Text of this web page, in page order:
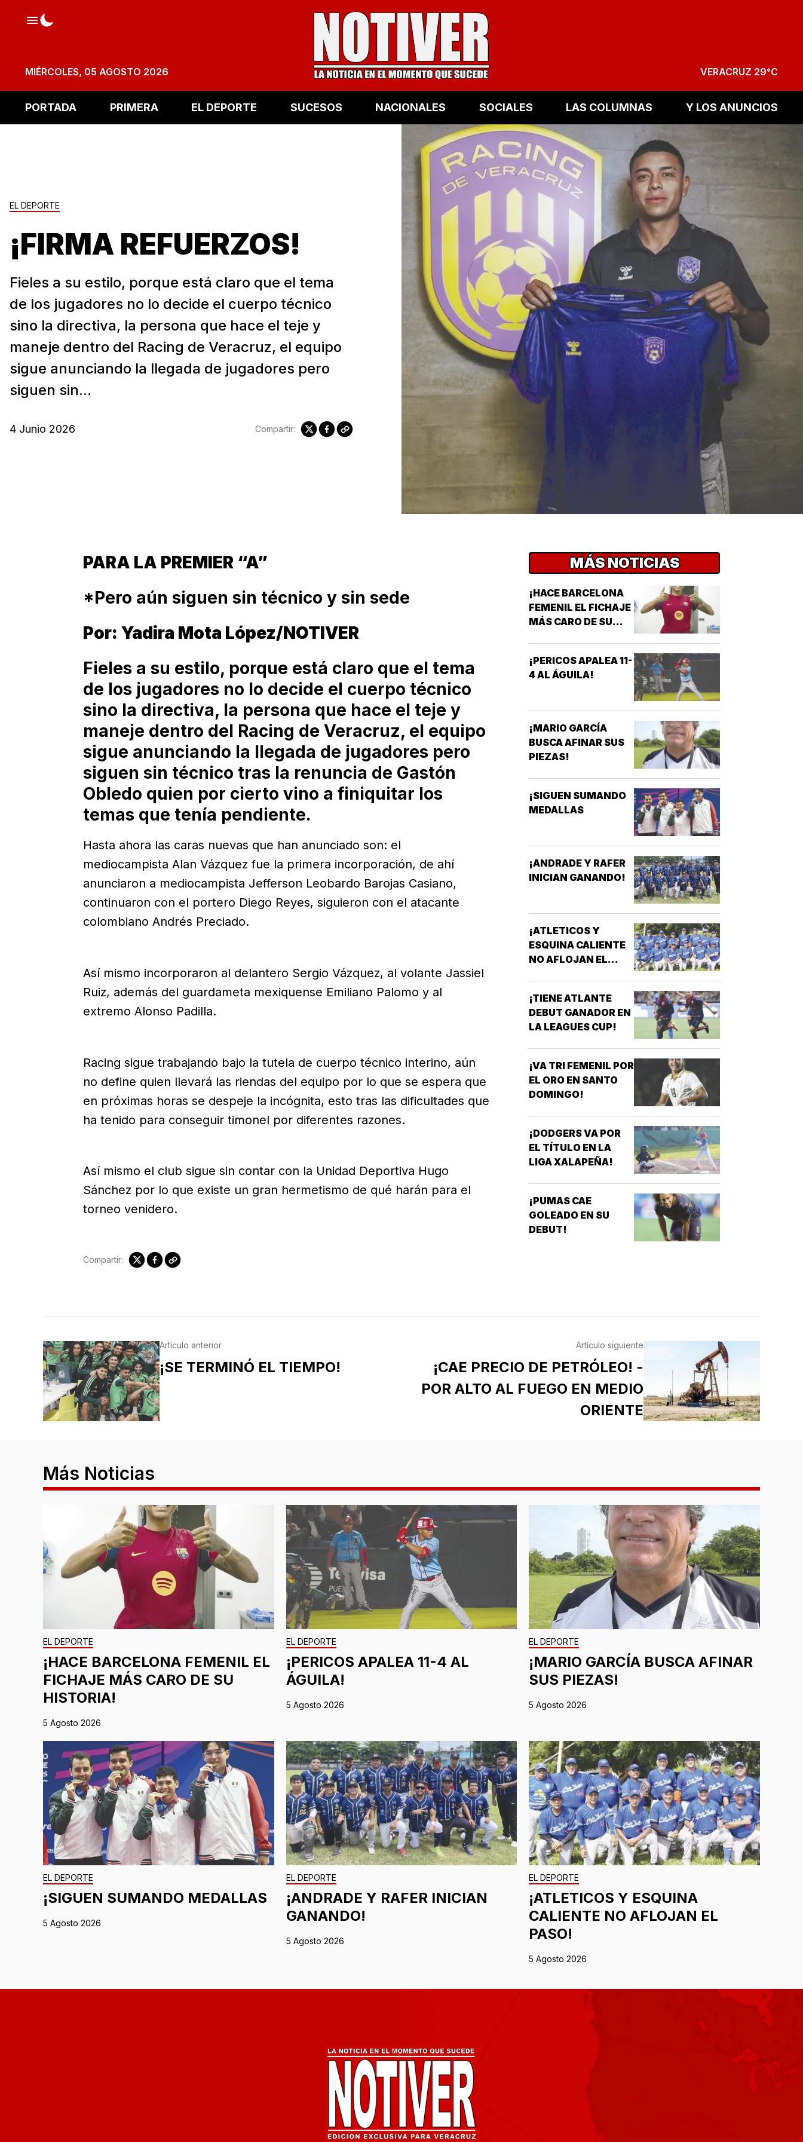
MIÉRCOLES, 05 AGOSTO 2026 VERACRUZ 29°C
PORTADA PRIMERA EL DEPORTE SUCESOS NACIONALES SOCIALES LAS COLUMNAS Y LOS ANUNCIOS
EL DEPORTE
¡FIRMA REFUERZOS!
Fieles a su estilo, porque está claro que el tema
de los jugadores no lo decide el cuerpo técnico
sino la directiva, la persona que hace el teje y
maneje dentro del Racing de Veracruz, el equipo
sigue anunciando la llegada de jugadores pero
siguen sin...
4 Junio 2026 Compartir:
PARA LA PREMIER “A”
*Pero aún siguen sin técnico y sin sede
Por: Yadira Mota López/NOTIVER
Fieles a su estilo, porque está claro que el tema
de los jugadores no lo decide el cuerpo técnico
sino la directiva, la persona que hace el teje y
maneje dentro del Racing de Veracruz, el equipo
sigue anunciando la llegada de jugadores pero
siguen sin técnico tras la renuncia de Gastón
Obledo quien por cierto vino a finiquitar los
temas que tenía pendiente.
Hasta ahora las caras nuevas que han anunciado son: el
mediocampista Alan Vázquez fue la primera incorporación, de ahí
anunciaron a mediocampista Jefferson Leobardo Barojas Casiano,
continuaron con el portero Diego Reyes, siguieron con el atacante
colombiano Andrés Preciado.
Así mismo incorporaron al delantero Sergio Vázquez, al volante Jassiel
Ruiz, además del guardameta mexiquense Emiliano Palomo y al
extremo Alonso Padilla.
Racing sigue trabajando bajo la tutela de cuerpo técnico interino, aún
no define quien llevará las riendas del equipo por lo que se espera que
en próximas horas se despeje la incógnita, esto tras las dificultades que
ha tenido para conseguir timonel por diferentes razones.
Así mismo el club sigue sin contar con la Unidad Deportiva Hugo
Sánchez por lo que existe un gran hermetismo de qué harán para el
torneo venidero.
Compartir:
MÁS NOTICIAS
¡HACE BARCELONA
FEMENIL EL FICHAJE
MÁS CARO DE SU
¡PERICOS APALEA 11-
4 AL ÁGUILA!
¡MARIO GARCÍA
BUSCA AFINAR SUS
PIEZAS!
¡SIGUEN SUMANDO
MEDALLAS
¡ANDRADE Y RAFER
INICIAN GANANDO!
¡ATLETICOS Y
ESQUINA CALIENTE
NO AFLOJAN EL
¡TIENE ATLANTE
DEBUT GANADOR EN
LA LEAGUES CUP!
¡VA TRI FEMENIL POR
EL ORO EN SANTO
DOMINGO!
¡DODGERS VA POR
EL TÍTULO EN LA
LIGA XALAPEÑA!
¡PUMAS CAE
GOLEADO EN SU
DEBUT!
Artículo anterior
¡SE TERMINÓ EL TIEMPO!
Artículo siguiente
¡CAE PRECIO DE PETRÓLEO! -
POR ALTO AL FUEGO EN MEDIO
ORIENTE
Más Noticias
EL DEPORTE
¡HACE BARCELONA FEMENIL EL
FICHAJE MÁS CARO DE SU
HISTORIA!
5 Agosto 2026
EL DEPORTE
¡PERICOS APALEA 11-4 AL
ÁGUILA!
5 Agosto 2026
EL DEPORTE
¡MARIO GARCÍA BUSCA AFINAR
SUS PIEZAS!
5 Agosto 2026
EL DEPORTE
¡SIGUEN SUMANDO MEDALLAS
5 Agosto 2026
EL DEPORTE
¡ANDRADE Y RAFER INICIAN
GANANDO!
5 Agosto 2026
EL DEPORTE
¡ATLETICOS Y ESQUINA
CALIENTE NO AFLOJAN EL
PASO!
5 Agosto 2026